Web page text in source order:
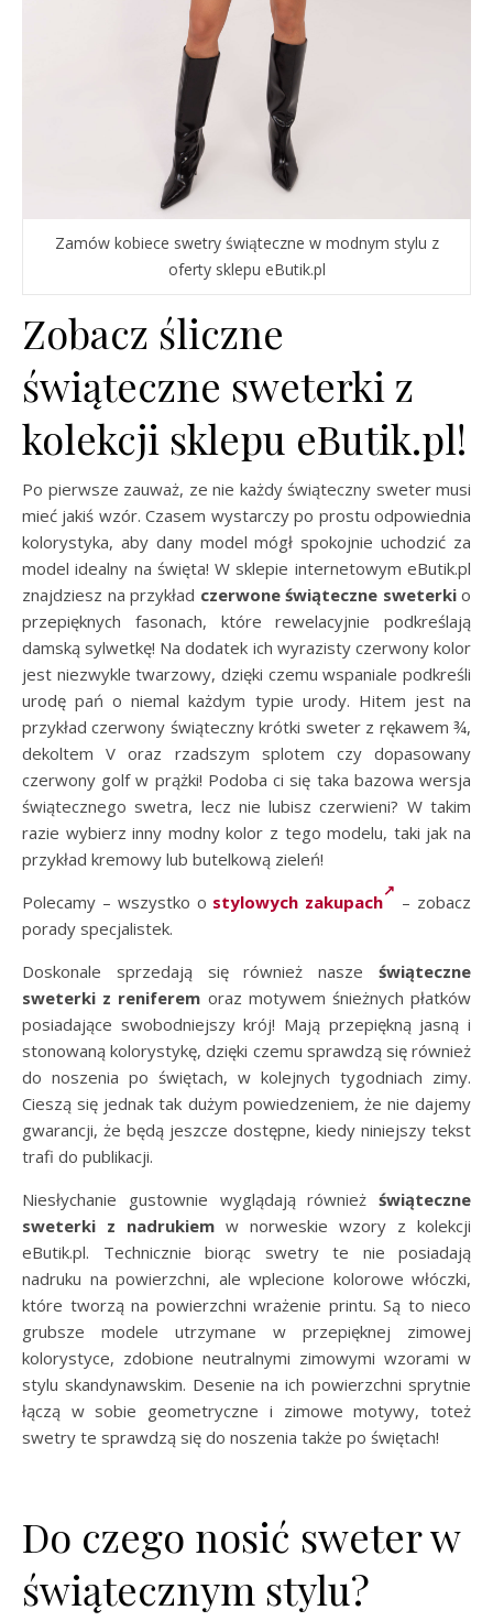
Zamów kobiece swetry świąteczne w modnym stylu z
oferty sklepu eButik.pl
Zobacz śliczne
świąteczne sweterki z
kolekcji sklepu eButik.pl!
Po pierwsze zauważ, ze nie każdy świąteczny sweter musi
mieć jakiś wzór. Czasem wystarczy po prostu odpowiednia
kolorystyka, aby dany model mógł spokojnie uchodzić za
model idealny na święta! W sklepie internetowym eButik.pl
znajdziesz na przykład czerwone świąteczne sweterkio
przepięknych fasonach, które rewelacyjnie podkreślają
damską sylwetkę! Na dodatek ich wyrazisty czerwony kolor
jest niezwykle twarzowy, dzięki czemu wspaniale podkreśli
urodę pań o niemal każdym typie urody. Hitem jest na
przykład czerwony świąteczny krótki sweter z rękawem ¾,
dekoltem V oraz rzadszym splotem czy dopasowany
czerwony golf w prążki! Podoba ci się taka bazowa wersja
świątecznego swetra, lecz nie lubisz czerwieni? W takim
razie wybierz inny modny kolor z tego modelu, taki jak na
przykład kremowy lub butelkową zieleń!
Polecamy – wszystko o stylowych zakupach
– zobacz
porady specjalistek.
Doskonale sprzedają się również nasze świąteczne
sweterki z reniferem oraz motywem śnieżnych płatków
posiadające swobodniejszy krój! Mają przepiękną jasną i
stonowaną kolorystykę, dzięki czemu sprawdzą się również
do noszenia po świętach, w kolejnych tygodniach zimy.
Cieszą się jednak tak dużym powiedzeniem, że nie dajemy
gwarancji, że będą jeszcze dostępne, kiedy niniejszy tekst
trafi do publikacji.
Niesłychanie gustownie wyglądają również świąteczne
sweterki z nadrukiem w norweskie wzory z kolekcji
eButik.pl. Technicznie biorąc swetry te nie posiadają
nadruku na powierzchni, ale wplecione kolorowe włóczki,
które tworzą na powierzchni wrażenie printu. Są to nieco
grubsze modele utrzymane w przepięknej zimowej
kolorystyce, zdobione neutralnymi zimowymi wzorami w
stylu skandynawskim. Desenie na ich powierzchni sprytnie
łączą w sobie geometryczne i zimowe motywy, toteż
swetry te sprawdzą się do noszenia także po świętach!
Do czego nosić sweter w
świątecznym stylu?